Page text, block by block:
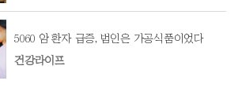
5060 암 환자 급증, 범인은 가공식품이었다
건강라이프